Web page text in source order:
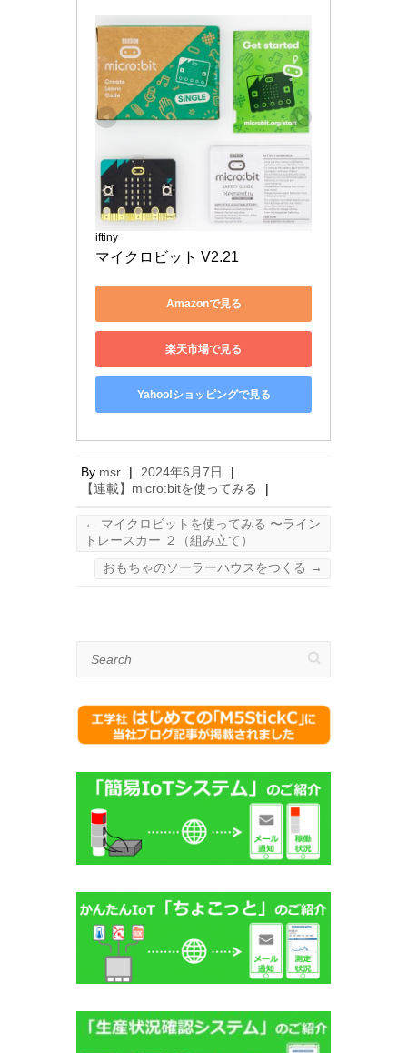
iftiny
マイクロビット V2.21
Amazonで見る
楽天市場で見る
Yahoo!ショッピングで見る
By msr | 2024年6月7日
|
【連載】micro:bitを使ってみる
|
← マイクロビットを使ってみる 〜ライン
トレースカー ２（組み立て）
おもちゃのソーラーハウスをつくる →